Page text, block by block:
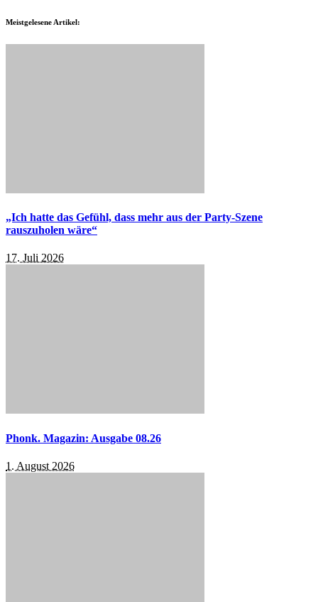
Meistgelesene Artikel:
„Ich hatte das Gefühl, dass mehr aus der Party-Szene
rauszuholen wäre“
17. Juli 2026
Phonk. Magazin: Ausgabe 08.26
1. August 2026